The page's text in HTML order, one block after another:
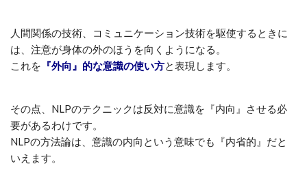
人間関係の技術、コミュニケーション技術を駆使するときに
は、注意が身体の外のほうを向くようになる。
これを 『外向』的な意識の使い方と表現します。
その点、NLPのテクニックは反対に意識を『内向』させる必
要があるわけです。
NLPの方法論は、意識の内向という意味でも『内省的』だと
いえます。